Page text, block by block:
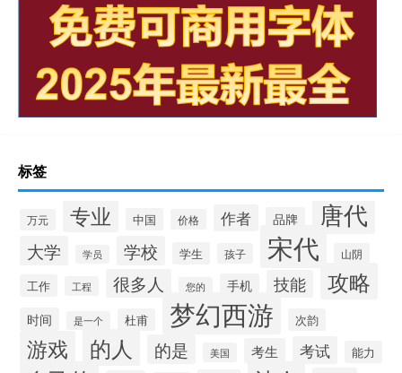
标签
万元 专业 中国 价格 作者 品牌 唐代
大学 学员 学校 学生 孩子 宋代 山阴
工作 工程 很多人 您的 手机 技能 攻略
时间 是一个 杜甫 梦幻西游 次韵
游戏 的人 的是 美国 考生 考试 能力